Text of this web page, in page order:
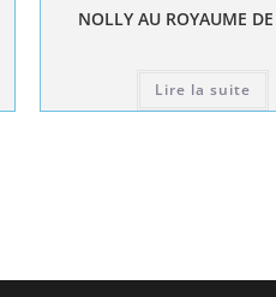
NOLLY AU ROYAUME
Lire la suite